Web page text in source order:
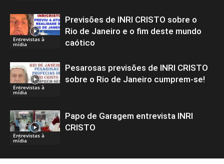
Entrevistas à
mídia
Previsões de INRI CRISTO sobre o
Rio de Janeiro e o fim deste mundo
caótico
Entrevistas à
mídia
Pesarosas previsões de INRI CRISTO
sobre o Rio de Janeiro cumprem-se!
Entrevistas à
mídia
Papo de Garagem entrevista INRI
CRISTO